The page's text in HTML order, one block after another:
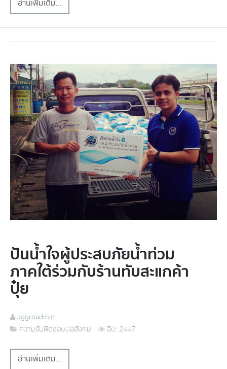
อ่านเพิ่มเติม...
ปันน้ำใจผู้ประสบภัยน้ำท่วม
ภาคใต้ร่วมกับร้านทับสะแกค้า
ปุ๋ย
aggroadmin
ความรับผิดชอบต่อสังคม
ฮิต: 2447
อ่านเพิ่มเติม...